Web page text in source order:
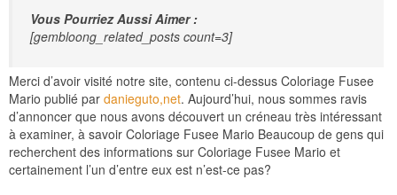
Vous Pourriez Aussi Aimer :
[gembloong_related_posts count=3]
Merci d’avoir visité notre site, contenu ci-dessus Coloriage Fusee
Mario publié par danieguto,net. Aujourd’hui, nous sommes ravis
d’annoncer que nous avons découvert un créneau très intéressant
à examiner, à savoir Coloriage Fusee Mario Beaucoup de gens qui
recherchent des informations sur Coloriage Fusee Mario et
certainement l’un d’entre eux est n’est-ce pas?